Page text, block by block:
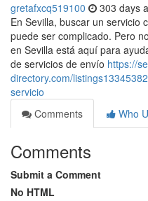
gretafxcq519100 303 days
En Sevilla, buscar un servicio
puede ser complicado. Pero
en Sevilla está aquí para
de servicios de envío https://
directory.com/
servicio
Comments
Who
Comments
Submit a Comment
No HTML